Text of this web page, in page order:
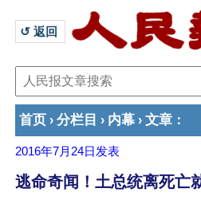
↺ 返回
首页 › 分栏目 › 内幕 › 文章 ：
2016年7月24日 发表
逃命奇闻！土总统离死亡